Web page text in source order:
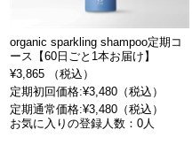
organic sparkling shampoo定期コ
ース【60日ごと1本お届け】
¥3,865 （税込）
定期初回価格:¥3,480（税込）
定期通常価格:¥3,480（税込）
お気に入りの登録人数：0人